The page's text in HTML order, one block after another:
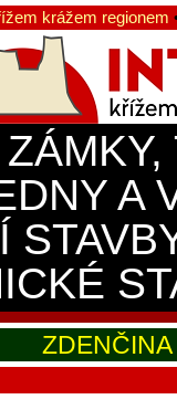
krážem regionem
A